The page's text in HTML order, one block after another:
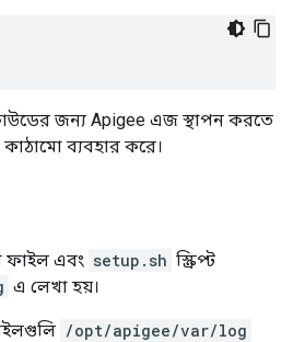
জন্য Apigee এজ স্থাপন করতে
কাঠামো ব্যবহার করে।
এবং setup.sh স্ক্রিপ্ট
এ লেখা হয়।
/opt/apigee/var/log